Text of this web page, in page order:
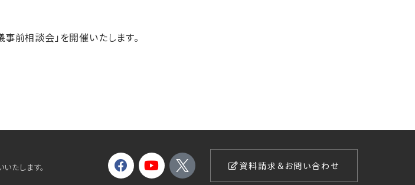
前相談会」を開催いたします。
たします。
資料請求＆お問い合わせ